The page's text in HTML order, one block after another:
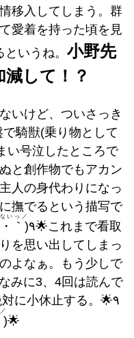
移入してしまう。群
愛着を持った頃を見
いうね。 小野先
して！？
いけど、ついさっき
騎獣(乗り物として
い号泣したところで
と創作物でもアカン
人の身代わりになっ
撫でるという描写で
涙腺が崩壊しました🌟٩｀)
いっ／
を思い出してしまっ
よなぁ。もう少しで
みに3、4回は読んで
るけど…いつも同じ場面で絶対に小休止する。🌟٩
)و🌟